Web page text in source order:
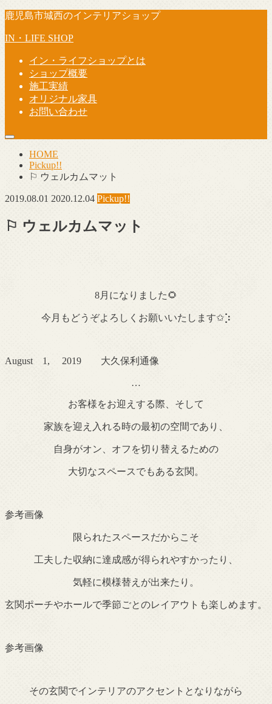
鹿児島市城西のインテリアショップ
IN・LIFE SHOP
イン・ライフショップとは
ショップ概要
施工実績
オリジナル家具
お問い合わせ
HOME
Pickup!!
⚐ ウェルカムマット
2019.08.01 2020.12.04 Pickup!!
⚐ ウェルカムマット
8月になりました🌻
今月もどうぞよろしくお願いいたします✩︎⡱
August 1, 2019 大久保利通像
…
お客様をお迎えする際、そして
家族を迎え入れる時の最初の空間であり、
自身がオン、オフを切り替えるための
大切なスペースでもある玄関。
参考画像
限られたスペースだからこそ
工夫した収納に達成感が得られやすかったり、
気軽に模様替えが出来たり。
玄関ポーチやホールで季節ごとのレイアウトも楽しめます。
参考画像
その玄関でインテリアのアクセントとなりながら